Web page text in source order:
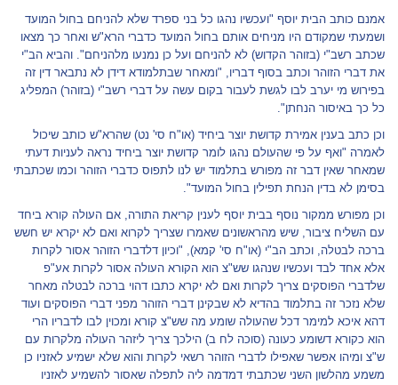
אמנם כותב הבית יוסף "ועכשיו נהגו כל בני ספרד שלא להניחם בחול המועד
ושמעתי שמקודם היו מניחים אותם בחול המועד כדברי הרא"ש ואחר כך מצאו
שכתב רשב"י (בזוהר הקדוש) לא להניחם ועל כן נמנעו מלהניחם". והביא הב"י
את דברי הזוהר וכתב בסוף דבריו, "ומאחר שבתלמודא דידן לא נתבאר דין זה
בפירוש מי יערב לבו לגשת לעבור בקום עשה על דברי רשב"י (בזוהר) המפליג
כל כך באיסור הנחתן".
וכן כתב בענין אמירת קדושת יוצר ביחיד (או"ח סי' נט) שהרא"ש כותב שיכול
לאמרה "ואף על פי שהעולם נהגו לומר קדושת יוצר ביחיד נראה לעניות דעתי
שמאחר שאין דבר זה מפורש בתלמוד יש לנו לתפוס כדברי הזוהר וכמו שכתבתי
בסימן לא בדין הנחת תפילין בחול המועד".
וכן מפורש ממקור נוסף בבית יוסף לענין קריאת התורה, אם העולה קורא ביחד
עם השליח ציבור, שיש מהראשונים שאמרו שצריך לקרוא ואם לא יקרא יש חשש
ברכה לבטלה, וכתב הב"י (או"ח סי' קמא), "וכיון דלדברי הזוהר אסור לקרות
אלא אחד לבד ועכשיו שנהגו שש"צ הוא הקורא העולה אסור לקרות אע"פ
שלדברי הפוסקים צריך לקרות ואם לא יקרא כתבו דהוי ברכה לבטלה מאחר
שלא נזכר זה בתלמוד בהדיא לא שבקינן דברי הזוהר מפני דברי הפוסקים ועוד
דהא איכא למימר דכל שהעולה שומע מה שש"צ קורא ומכוין לבו לדבריו הרי
הוא כקורא דשומע כעונה (סוכה לח ב) הילכך צריך ליזהר העולה מלקרות עם
ש"צ ומיהו אפשר שאפילו לדברי הזוהר רשאי לקרות והוא שלא ישמיע לאזניו כן
משמע מהלשון השני שכתבתי דמדמה ליה לתפלה שאסור להשמיע לאזניו